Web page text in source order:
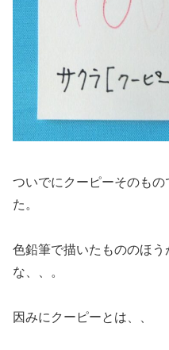
ついでにクーピーそのも
た。
色鉛筆で描いたもののほ
な、、。
因みにクーピーとは、、